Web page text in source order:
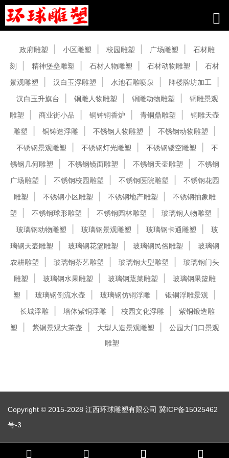
政府雕塑 小区雕塑 校园雕塑 广场雕塑
石材雕
刻
精神堡垒雕塑 石材人物雕塑 石材动物雕塑
石材
景观雕塑
汉白玉浮雕塑 水池石雕喷泉
牌楼牌坊加工
汉白玉升旗台
铜雕人物雕塑 铜雕动物雕塑
铜雕景观
雕塑
商业街小品 铜钟铜香炉 青铜鼎雕塑
铜雕天壶
雕塑
铜铸造浮雕 不锈钢人物雕塑
不锈钢动物雕塑
不锈钢景观雕塑
不锈钢灯光雕塑 不锈钢镂空雕塑
不
锈钢几何雕塑
不锈钢镜面雕塑 不锈钢天壶雕塑
不锈钢
广场雕塑
不锈钢校园雕塑 不锈钢医院雕塑
不锈钢花园
雕塑
不锈钢小区雕塑 不锈钢地产雕塑
不锈钢抽象雕
塑
不锈钢球形雕塑 不锈钢园林雕塑
玻璃钢人物雕塑
玻璃钢动物雕塑
玻璃钢景观雕塑 玻璃钢卡通雕塑
玻
璃钢天壶雕塑
玻璃钢花篮雕塑 玻璃钢民俗雕塑
玻璃钢
农耕雕塑
玻璃钢茶艺雕塑 玻璃钢大型雕塑
玻璃钢门头
雕塑
玻璃钢水果雕塑 玻璃钢蔬菜雕塑
玻璃钢果篮雕
塑
玻璃钢倒流水壶 玻璃钢仿铜浮雕
锻铜浮雕景观
长城浮雕
墙体紫铜浮雕 校园文化浮雕
紫铜锻造雕
塑
紫铜景观大茶壶 大型人造景观雕塑
公园大门口景观
雕塑
Copyright © 2015-2028 江西环球雕塑有限公司 冀ICP备15025462
号-3